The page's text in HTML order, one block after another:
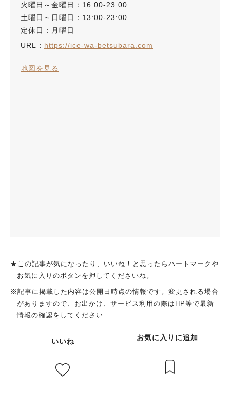
火曜日～金曜日：16:00-23:00
土曜日～日曜日：13:00-23:00
定休日：月曜日
URL： https://ice-wa-betsubara.com
地図を見る
★この記事が気になったり、いいね！と思ったらハートマークや
お気に入りのボタンを押してくださいね。
※記事に掲載した内容は公開日時点の情報です。変更される場合
がありますので、お出かけ、サービス利用の際はHP等で最新
情報の確認をしてください
いいね お気に入りに追加